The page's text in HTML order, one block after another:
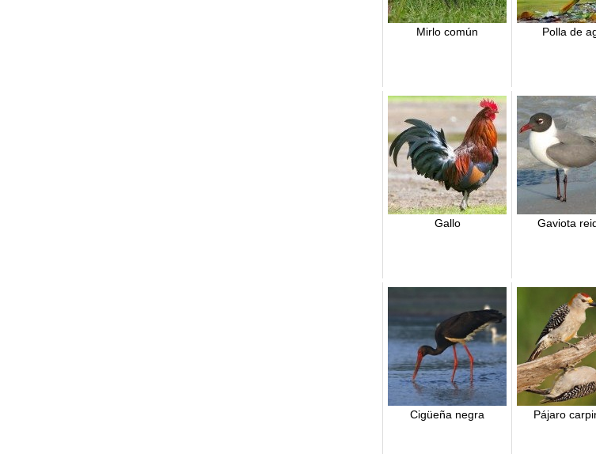
Mirlo común Polla de
Gallo Gaviota
Cigüeña negra Pájaro